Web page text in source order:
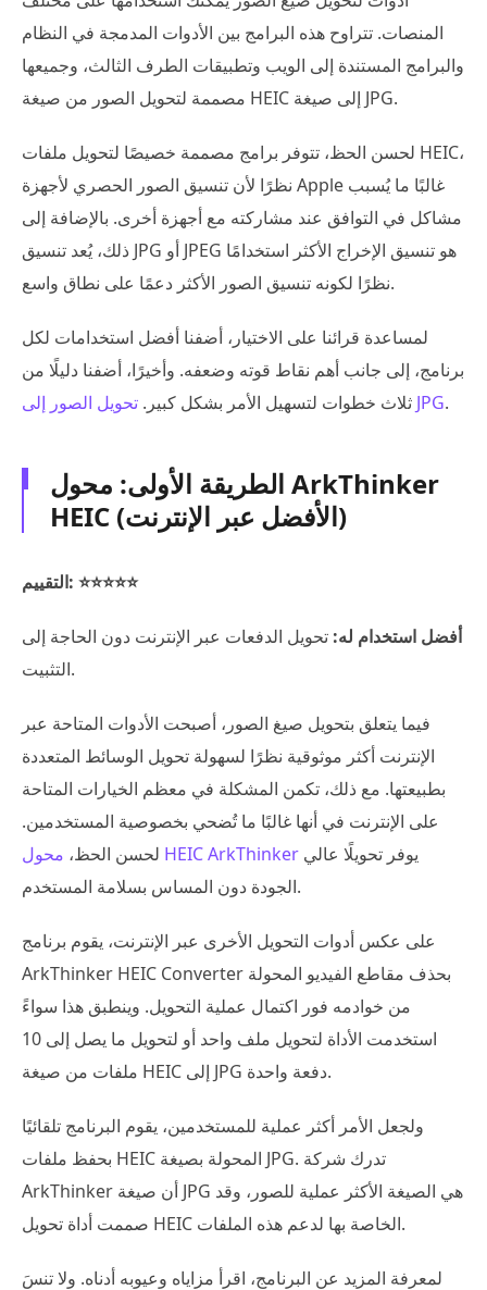
المنصات. تتراوح هذه البرامج بين الأدوات المدمجة في النظام
والبرامج المستندة إلى الويب وتطبيقات الطرف الثالث، وجميعها
مصممة لتحويل الصور من صيغة HEIC إلى صيغة JPG.
لحسن الحظ، تتوفر برامج مصممة خصيصًا لتحويل ملفات HEIC،
نظرًا لأن تنسيق الصور الحصري لأجهزة Apple غالبًا ما يُسبب
مشاكل في التوافق عند مشاركته مع أجهزة أخرى. بالإضافة إلى
ذلك، يُعد تنسيق JPG أو JPEG هو تنسيق الإخراج الأكثر استخدامًا
نظرًا لكونه تنسيق الصور الأكثر دعمًا على نطاق واسع.
لمساعدة قرائنا على الاختيار، أضفنا أفضل استخدامات لكل
برنامج، إلى جانب أهم نقاط قوته وضعفه. وأخيرًا، أضفنا دليلًا من
ثلاث خطوات لتسهيل الأمر بشكل كبير. تحويل الصور إلى JPG.
الطريقة الأولى: محول ArkThinker
HEIC (الأفضل عبر الإنترنت)
التقييم: ⭐⭐⭐⭐⭐
أفضل استخدام له: تحويل الدفعات عبر الإنترنت دون الحاجة إلى
التثبيت.
فيما يتعلق بتحويل صيغ الصور، أصبحت الأدوات المتاحة عبر
الإنترنت أكثر موثوقية نظرًا لسهولة تحويل الوسائط المتعددة
بطبيعتها. مع ذلك، تكمن المشكلة في معظم الخيارات المتاحة
على الإنترنت في أنها غالبًا ما تُضحي بخصوصية المستخدمين.
لحسن الحظ، محول HEIC ArkThinker
الجودة دون المساس بسلامة المستخدم.
على عكس أدوات التحويل الأخرى عبر الإنترنت، يقوم برنامج
ArkThinker HEIC Converter بحذف مقاطع الفيديو المحولة
من خوادمه فور اكتمال عملية التحويل. وينطبق هذا سواءً
استخدمت الأداة لتحويل ملف واحد أو لتحويل ما يصل إلى 10
ملفات من صيغة HEIC إلى JPG دفعة واحدة.
ولجعل الأمر أكثر عملية للمستخدمين، يقوم البرنامج تلقائيًا
بحفظ ملفات HEIC المحولة بصيغة JPG. تدرك شركة
ArkThinker أن صيغة JPG هي الصيغة الأكثر عملية للصور، وقد
صممت أداة تحويل HEIC الخاصة بها لدعم هذه الملفات.
لمعرفة المزيد عن البرنامج، اقرأ مزاياه وعيوبه أدناه. ولا تنسَ